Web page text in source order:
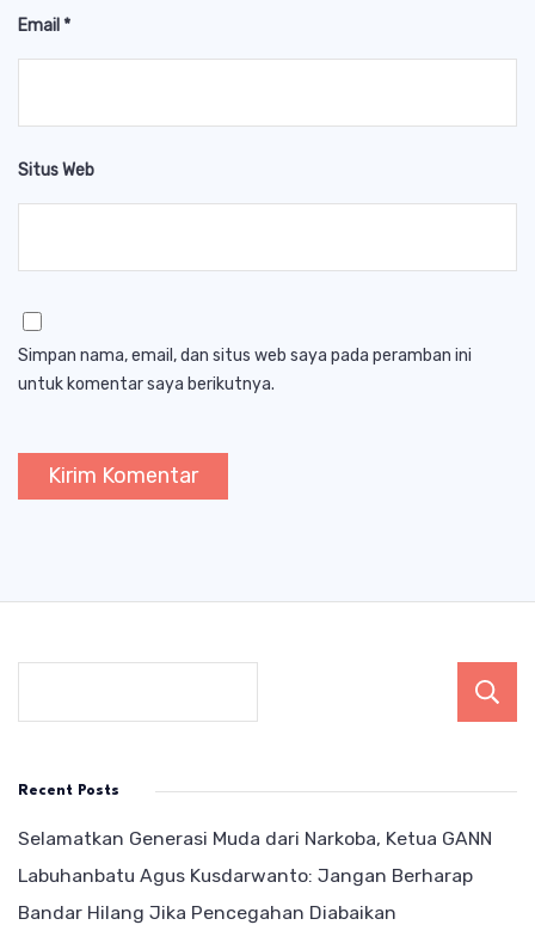
Email*
Situs Web
Simpan nama, email, dan situs web saya pada peramban ini
untuk komentar saya berikutnya.
Recent Posts
Selamatkan Generasi Muda dari Narkoba, Ketua GANN
Labuhanbatu Agus Kusdarwanto: Jangan Berharap
Bandar Hilang Jika Pencegahan Diabaikan